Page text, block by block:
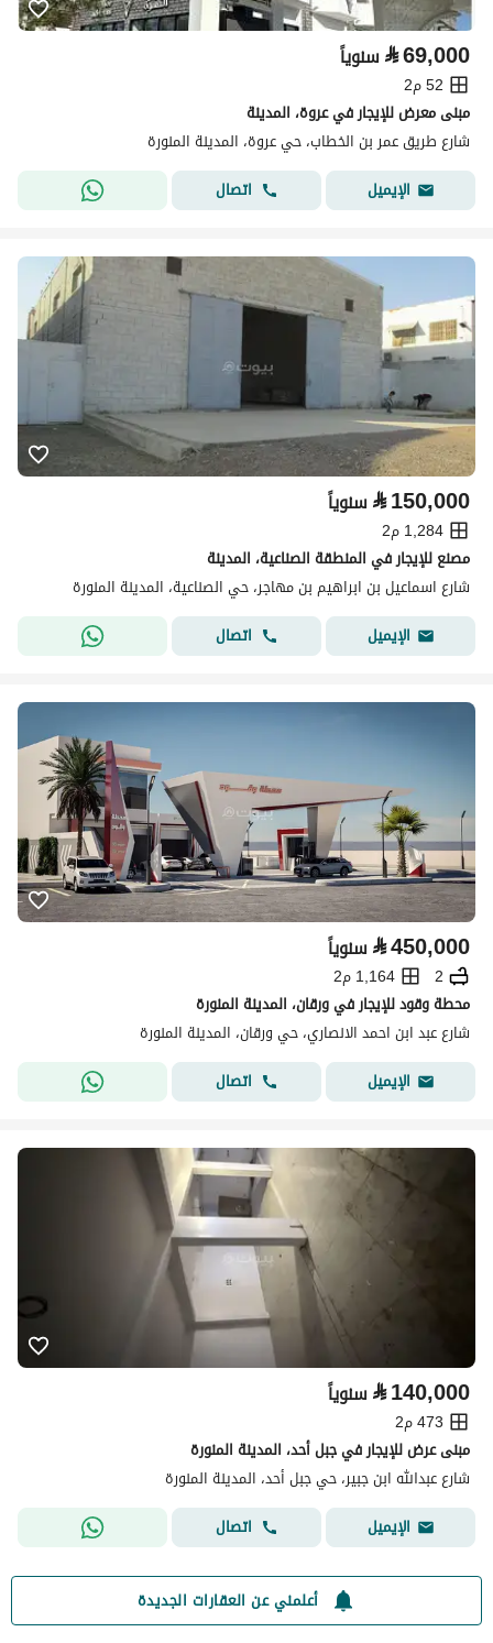
⃁69,000 سنوياً
52 م2
مبنى معرض للإيجار في عروة، المدينة
شارع طريق عمر بن الخطاب، حي عروة، المدينة المنورة
الإيميل
اتصال
⃁150,000 سنوياً
1,284 م2
مصنع للإيجار في المنطقة الصناعية، المدينة
شارع اسماعيل بن ابراهيم بن مهاجر، حي الصناعية، المدينة المنورة
الإيميل
اتصال
⃁450,000 سنوياً
2
1,164 م2
محطة وقود للإيجار في ورقان، المدينة المنورة
شارع عبد ابن احمد الانصاري، حي ورقان، المدينة المنورة
الإيميل
اتصال
⃁140,000 سنوياً
473 م2
مبنى عرض للإيجار في جبل أحد، المدينة المنورة
شارع عبدالله ابن جبير، حي جبل أحد، المدينة المنورة
الإيميل
اتصال
أعلمني عن العقارات الجديدة